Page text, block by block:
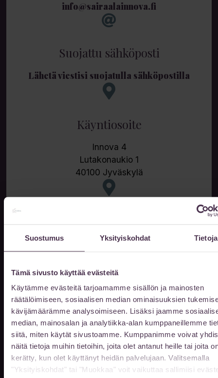
Suostumus Yksityiskohdat Tietoja
Tämä sivusto käyttää evästeitä
Käytämme evästeitä tarjoamamme sisällön ja mainosten
räätälöimiseen, sosiaalisen median ominaisuuksien
kävijämäärämme analysoimiseen. Lisäksi jaamme
median, mainosalan ja analytiikka-alan kumppaneillemme
siitä, miten käytät sivustoamme. Kumppanimme voivat
näitä tietoja muihin tietoihin, joita olet antanut heille tai joita
kerätty, kun olet käyttänyt heidän palvelujaan. Valitsemalla
"Yksityiskohdat" tai "Muokkaa" voit vaikuttaa sallimiisi
info@sairaalainnova.fi
Suojattu sähköposti
Lähetä viestisi suojatulla sähköpostilla
Käyntiosoite
Innova 4
Lutakonaukio 1
40100 Jyväskylä
P-Paviljonki 1 (Satamakatu 3)
P-Paviljonki 2 (Uno Savolan katu 6)
Aukioloajat
Vastaanottomme on auki ajanvarauksella
arkisin klo 10-20. Muina aikoina
sopimuksen mukaan.